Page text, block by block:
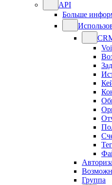
API
Больше
Группа